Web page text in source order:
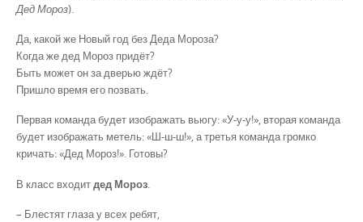
Дед Мороз).
Да, какой же Новый год без Деда Мороза?
Когда же дед Мороз придёт?
Быть может он за дверью ждёт?
Пришло время его позвать.
Первая команда будет изображать вьюгу: «У-у-у!», вторая команда
будет изображать метель: «Ш-ш-ш!», а третья команда громко
кричать: «Дед Мороз!». Готовы?
В класс входитдед Мороз
– Блестят глаза у всех ребят,